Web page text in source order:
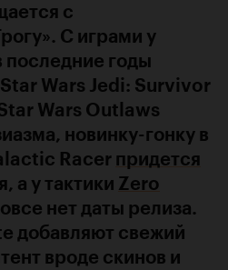
с
С играми у
последние годы
Wars Jedi: Survivor
Wars Outlaws
новинку-гонку в
Racer придется
а у тактики Zero
нет даты релиза.
добавляют свежий
вроде скинов и